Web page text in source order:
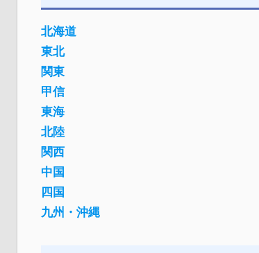
北海道
東北
関東
甲信
東海
北陸
関西
中国
四国
九州・沖縄